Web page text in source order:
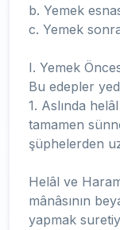
b. Yemek
c. Yemek
I. Yemek
Bu edepler
1. Aslında
tamamen
şüphelerden
Helâl ve
mânâsının
yapmak